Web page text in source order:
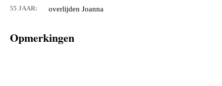
55 JAAR: overlijden Joanna
Opmerkingen